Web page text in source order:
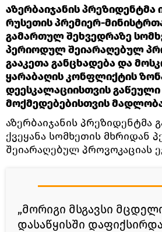
აზერბაიჯანის პრეზიდენტმა
რუსეთის პრემიერ-
გამართულ შეხვედრაზე
პერიოდულ შეიარაღებულ
გააკეთა განცხადება და
ყარაბაღის კონფლიქტის
დეესკალაციისთვის გაწეული
მოქმედებებისთვის
აზერბაიჯანის პრეზიდენტმა
ქვეყანა სომხეთის მხრიდან
შეიარაღებულ პროვოკაციას
„მორიგი მსგავსი
დასაწყისში